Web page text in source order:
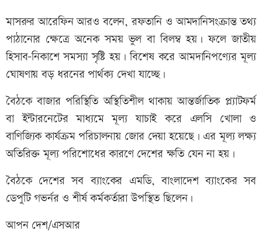
মাসরুর আরেফিন আরও বলেন, রফতানি ও আমদানিসংক্রান্ত তথ্য
পাঠানোর ক্ষেত্রে অনেক সময় ভুল বা বিলম্ব হয়। ফলে জাতীয়
হিসাব-নিকাশে সমস্যা সৃষ্টি হয়। বিশেষ করে আমদানিপণ্যের মূল্য
ঘোষণায় বড় ধরনের পার্থক্য দেখা যাচ্ছে।
বৈঠকে বাজার পরিস্থিতি অস্থিতিশীল থাকায় আন্তর্জাতিক প্ল্যাটফর্ম
বা ইন্টারনেটের মাধ্যমে মূল্য যাচাই করে এলসি খোলা ও
বাণিজ্যিক কার্যক্রম পরিচালনায় জোর দেয়া হয়েছে। এর মূল্য লক্ষ্য
অতিরিক্ত মূল্য পরিশোধের কারণে দেশের ক্ষতি যেন না হয়।
বৈঠকে দেশের সব ব্যাংকের এমডি, বাংলাদেশ ব্যাংকের সব
ডেপুটি গভর্নর ও শীর্ষ কর্মকর্তারা উপস্থিত ছিলেন।
আপন দেশ/এসআর